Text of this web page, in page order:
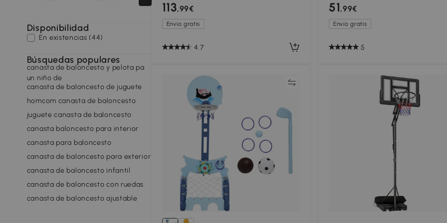
Disponibilidad
En existencias (44)
Búsquedas populares
canasta de baloncesto y pelota pa
un niño de
canasta de baloncesto de juguete
homcom canasta de baloncesto
juguete canasta de baloncesto
canasta baloncesto para interior
canasta para baloncesto
canasta de baloncesto para exterior
canasta de baloncesto infantil
canasta de baloncesto con ruedas
canasta de baloncesto ajustable
Ajustable en Altura con Base Rellenable
90x165x302-352cm Negro
113,99€
Envío gratis
4.7
Base Rellenable para Interior
179 cm Negro
51,99€
Envío gratis
5